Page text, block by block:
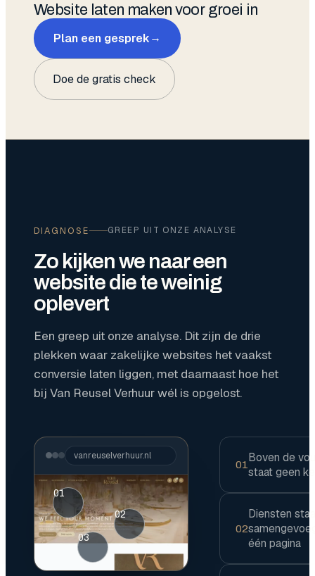
Website laten maken voor groei in
Plan een gesprek →
Doe de gratis check
DIAGNOSE GREEP UIT ONZE ANALYSE
Zo kijken we naar een
website die te weinig
oplevert
Een greep uit onze analyse. Dit zijn de drie
plekken waar zakelijke websites het vaakst
conversie laten liggen, met daarnaast hoe het
bij Van Reusel Verhuur wél is opgelost.
vanreuselverhuur.nl
01
02
03
01 Boven de
staat geen
02
Diensten
één pagina